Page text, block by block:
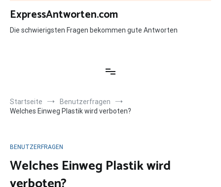
Zum
Inhalt
springen
ExpressAntworten.com
Die schwierigsten Fragen bekommen gute Antworten
Startseite
Benutzerfragen
Welches Einweg Plastik wird verboten?
BENUTZERFRAGEN
Welches Einweg Plastik wird